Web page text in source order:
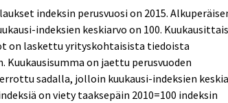
indeksin perusvuosi on 2015.
indeksien keskiarvo on 100.
on laskettu yrityskohtaisista tiedoista
on jaettu perusvuoden
sadalla, jolloin kuukausi-indeksien
on viety taaksepäin 2010=100 indeksin